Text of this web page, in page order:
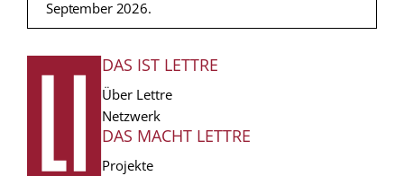
September 2026.
FUSSZEILE
DAS IST LETTRE
Über Lettre
Netzwerk
DAS MACHT LETTRE
Projekte